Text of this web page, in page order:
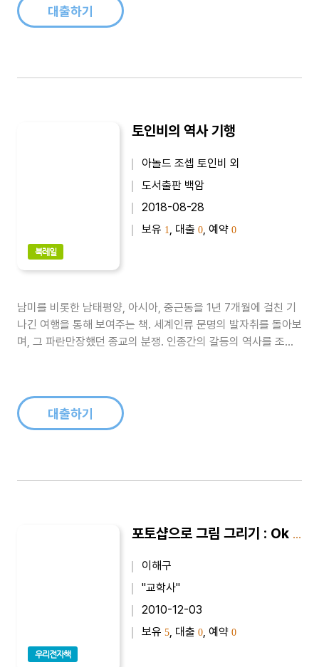
30년 후인 1..
대출하기
북레일
토인비의 역사 기행
아놀드 조셉 토인비 외
도서출판 백암
2018-08-28
보유 1, 대출 0, 예약 0
남미를 비롯한 남태평양, 아시아, 중근동을 1년 7개월에 걸친 기
나긴 여행을 통해 보여주는 책. 세계인류 문명의 발자취를 돌아보
며, 그 파란만장했던 종교의 분쟁. 인종간의 갈등의 역사를 조명
대출하기
우리전자책
포토샵으로 그림 그리기 : Ok Click 시리즈 06
이해구
"교학사"
2010-12-03
보유 5, 대출 0, 예약 0